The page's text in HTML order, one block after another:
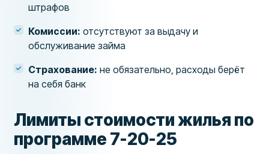
штрафов
Комиссии: отсутствуют за выдачу и
обслуживание займа
Страхование: не обязательно, расходы берёт
на себя банк
Лимиты стоимости жилья по
программе 7-20-25